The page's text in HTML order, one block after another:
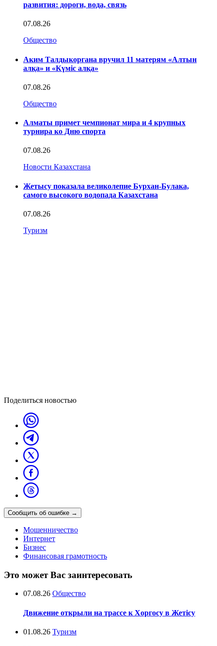
развития: дороги, вода, связь
07.08.26
Общество
Аким Талдыкоргана вручил 11 матерям «Алтын
алқа» и «Күміс алқа»
07.08.26
Общество
Алматы примет чемпионат мира и 4 крупных
турнира ко Дню спорта
07.08.26
Новости Казахстана
Жетысу показала великолепие Бурхан-Булака,
самого высокого водопада Казахстана
07.08.26
Туризм
Поделиться новостью
Сообщить об ошибке →
Мошенничество
Интернет
Бизнес
Финансовая грамотность
Это может Вас заинтересовать
07.08.26 Общество
Движение открыли на трассе к Хоргосу в Жетісу
01.08.26 Туризм